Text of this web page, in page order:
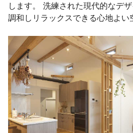
します。 洗練された現代的なデ
調和しリラックスできる心地よい